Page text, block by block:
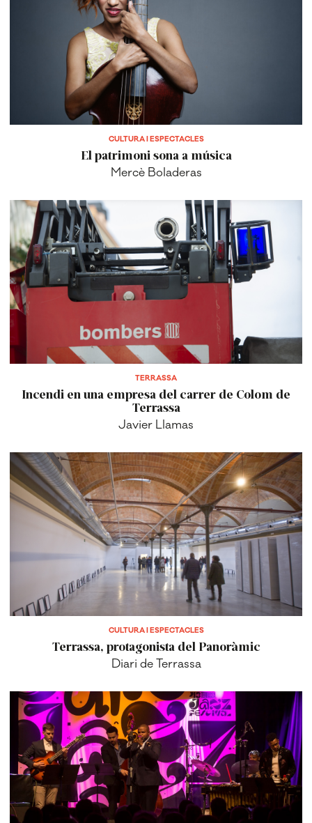
CULTURA I ESPECTACLES
El patrimoni sona a música
Mercè Boladeras
TERRASSA
Incendi en una empresa del carrer de Colom de
Terrassa
Javier Llamas
CULTURA I ESPECTACLES
Terrassa, protagonista del Panoràmic
Diari de Terrassa